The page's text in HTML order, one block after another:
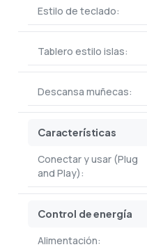
Estilo de teclado:
Tablero estilo islas:
Descansa muñecas:
Características
Conectar y usar (Plug
and Play):
Control de energía
Alimentación: